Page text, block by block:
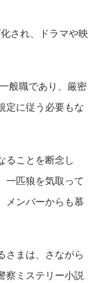
され、ドラマや映
般職であり、厳密
定に従う必要もな
ることを断念し
一匹狼を気取って
メンバーからも慕
さまは、さながら
察ミステリー小説